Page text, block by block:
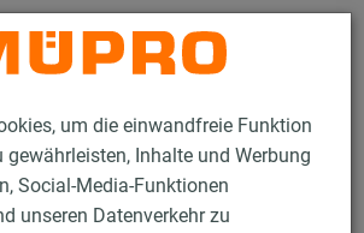
um die einwandfreie Funktion
gewährleisten, Inhalte und Werbung
Social-Media-Funktionen
unseren Datenverkehr zu
Kontakt